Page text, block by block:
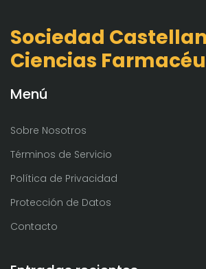
Sociedad
Ciencias
Menú
Sobre Nosotros
Términos de Servicio
Política de Privacidad
Protección de Datos
Contacto